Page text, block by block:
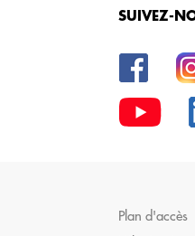
SUIVEZ-
Plan d'accès